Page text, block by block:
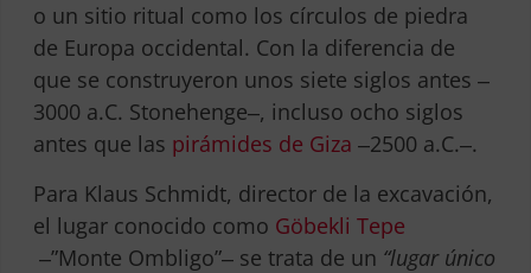
o un sitio ritual como los círculos de piedra
de Europa occidental. Con la diferencia de
que se construyeron unos siete siglos antes ‒
3000 a.C. Stonehenge‒, incluso ocho siglos
antes que las pirámides de Giza ‒2500 a.C.‒.
Para Klaus Schmidt, director de la excavación,
el lugar conocido como Göbekli Tepe
‒”Monte Ombligo”‒ se trata de un “lugar único